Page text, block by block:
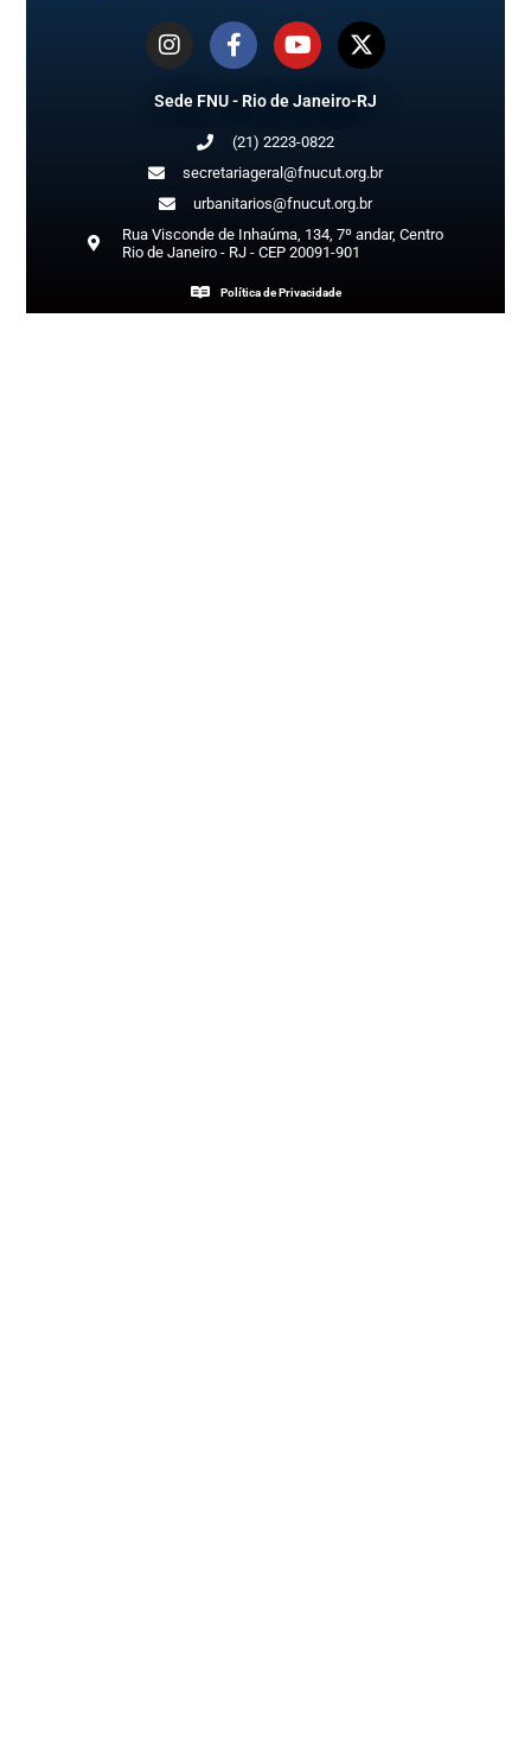
Sede FNU - Rio de Janeiro-RJ
(21) 2223-0822
secretariageral@fnucut.org.br
urbanitarios@fnucut.org.br
Rua Visconde de Inhaúma, 134, 7º andar, Centro
Rio de Janeiro - RJ - CEP 20091-901
Política de Privacidade